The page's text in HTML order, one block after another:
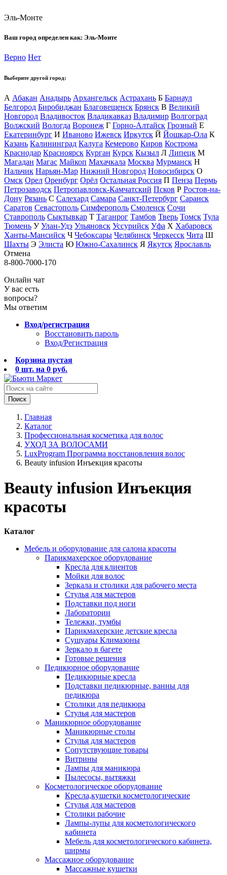
Эль-Монте
Ваш город определен как: Эль-Монте
Верно Нет
Выберите другой город:
А Абакан Анадырь Архангельск Астрахань Б Барнаул
Белгород Биробиджан Благовещенск Брянск В Великий
Новгород Владивосток Владикавказ Владимир Волгоград
Волжский Вологда Воронеж Г Горно-Алтайск Грозный Е
Екатеринбург И Иваново Ижевск Иркутск Й Йошкар-Ола К
Казань Калининград Калуга Кемерово Киров Кострома
Краснодар Красноярск Курган Курск Кызыл Л Липецк М
Магадан Магас Майкоп Махачкала Москва Мурманск Н
Нальчик Нарьян-Мар Нижний Новгород Новосибирск О
Омск Орел Оренбург Орёл Остальная Россия П Пенза Пермь
Петрозаводск Петропавловск-Камчатский Псков Р Ростов-на-
Дону Рязань С Салехард Самара Санкт-Петербург Саранск
Саратов Севастополь Симферополь Смоленск Сочи
Ставрополь Сыктывкар Т Таганрог Тамбов Тверь Томск Тула
Тюмень У Улан-Удэ Ульяновск Уссурийск Уфа Х Хабаровск
Ханты-Мансийск Ч Чебоксары Челябинск Черкесск Чита Ш
Шахты Э Элиста Ю Южно-Сахалинск Я Якутск Ярославль
Отмена
8-800-7000-170
Онлайн чат
У вас есть
вопросы?
Мы ответим
Вход/регистрация
Восстановить пароль
Вход/Регистрация
Корзина пустая
0 шт. на 0 руб.
Поиск
Главная
Каталог
Профессиональная косметика для волос
УХОД ЗА ВОЛОСАМИ
LuxProgram Программа восстановления волос
Beauty infusion Инъекция красоты
Beauty infusion Инъекция
красоты
Каталог
Мебель и оборудование для салона красоты
Парикмахерское оборудование
Кресла для клиентов
Мойки для волос
Зеркала и столики для рабочего места
Стулья для мастеров
Подставки под ноги
Лаборатории
Тележки, тумбы
Парикмахерские детские кресла
Сушуары Климазоны
Зеркало в багете
Готовые решения
Педикюрное оборудование
Педикюрные кресла
Подставки педикюрные, ванны для
педикюра
Столики для педикюра
Стулья для мастеров
Маникюрное оборудование
Маникюрные столы
Стулья для мастеров
Сопутствующие товары
Витрины
Лампы для маникюра
Пылесосы, вытяжки
Косметологическое оборудование
Кресла,кушетки косметологические
Стулья для мастеров
Столики рабочие
Лампы-лупы для косметологического
кабинета
Мебель для косметологического кабинета,
ширмы
Массажное оборудование
Массажные кушетки